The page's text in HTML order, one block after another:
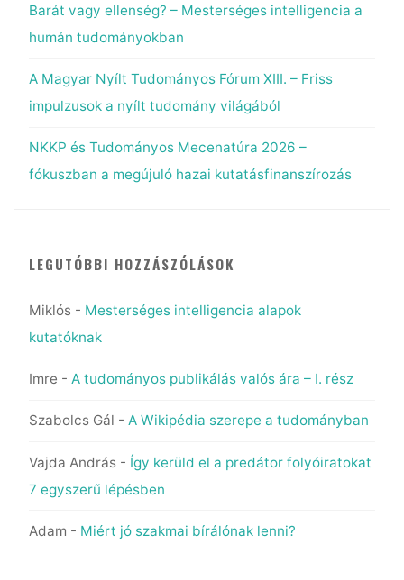
Barát vagy ellenség? – Mesterséges intelligencia a
humán tudományokban
A Magyar Nyílt Tudományos Fórum XIII. – Friss
impulzusok a nyílt tudomány világából
NKKP és Tudományos Mecenatúra 2026 –
fókuszban a megújuló hazai kutatásfinanszírozás
LEGUTÓBBI HOZZÁSZÓLÁSOK
Miklós- Mesterséges intelligencia alapok
kutatóknak
Imre - A tudományos publikálás valós ára – I. rész
Szabolcs Gál - A Wikipédia szerepe a tudományban
Vajda András- Így kerüld el a predátor folyóiratokat
7 egyszerű lépésben
Adam - Miért jó szakmai bírálónak lenni?